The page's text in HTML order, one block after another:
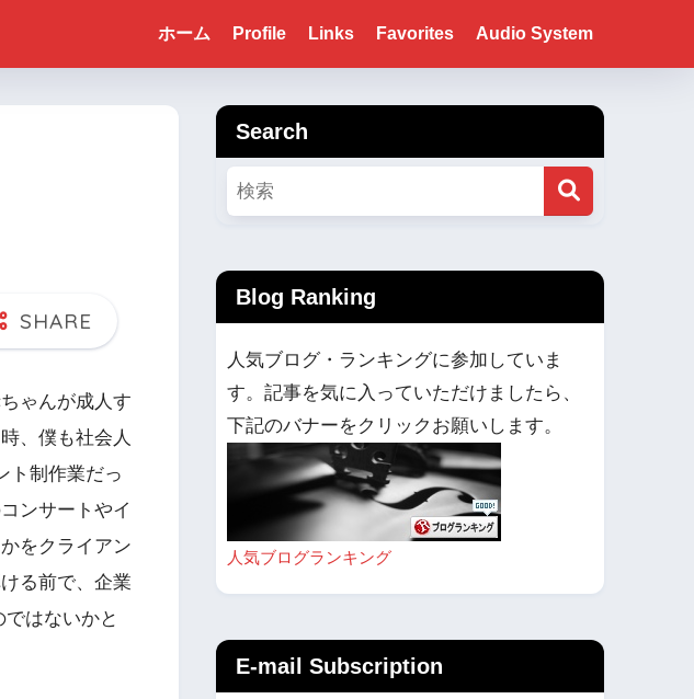
ホーム Profile Links Favorites Audio System
ゃんが成人す
、僕も社会人
ト制作業だっ
ンサートやイ
をクライアン
る前で、企業
はないかと
Search
Blog Ranking
人気ブログ・ランキングに参加していま
す。記事を気に入っていただけましたら、
下記のバナーをクリックお願いします。
人気ブログランキング
E-mail Subscription